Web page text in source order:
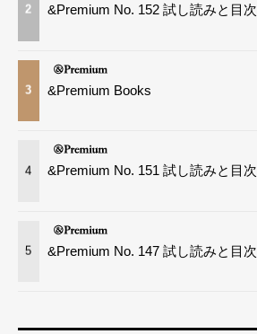
2 &Premium No. 152 試し読みと目次
3 &Premium Books
4 &Premium No. 151 試し読みと目次
5 &Premium No. 147 試し読みと目次